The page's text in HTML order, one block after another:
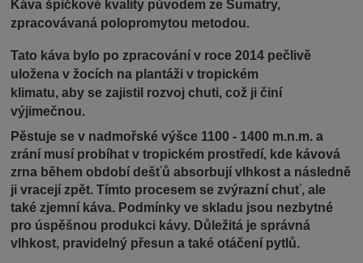
Káva špičkové kvality původem ze Sumatry,
zpracovávaná polopromytou metodou.
Tato káva bylo po zpracování v roce 2014 pečlivě
uložena v žocích na plantáži v tropickém
klimatu, aby se zajistil rozvoj chuti, což ji činí
výjimečnou.
Pěstuje se v nadmořské výšce 1100 - 1400 m.n.m. a
zrání musí probíhat v tropickém prostředí, kde kávová
zrna během období dešťů absorbují vlhkost a následně
ji vracejí zpět. Tímto procesem se zvýrazní chuť, ale
také zjemní káva. Podmínky ve skladu jsou nezbytné
pro úspěšnou produkci kávy. Důležitá je správná
vlhkost, pravidelný přesun a také otáčení pytlů.